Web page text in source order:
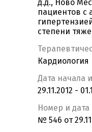
д.д., Ново
пациентов с
степени
Кардиология
Дата начала
29.11.2012 -
Номер и дата
№ 546 от